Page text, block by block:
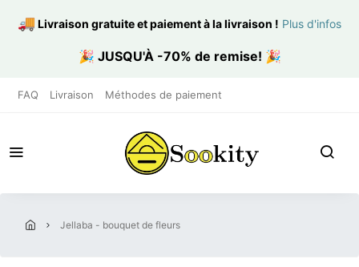
🚚 Livraison gratuite et paiement à la livraison ! Plus d'infos
🎉 JUSQU'À -70% de remise! 🎉
FAQ Livraison Méthodes de paiement
jellaba - bouquet de fleurs